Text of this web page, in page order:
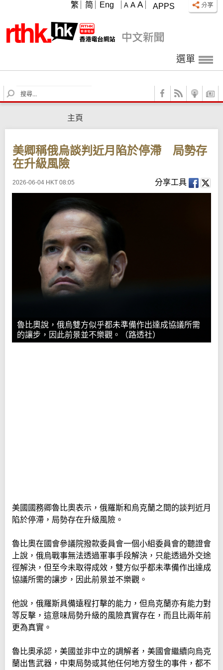
APPS
A A A
繁 简 Eng
選單
S
e
c
主頁
美卿稱俄烏談判近月陷於停滯 局勢存
在升級風險
2026-06-04 HKT 08:05 分享工具
魯比奧說，俄烏雙方似乎都未準備作出達成協議所需
的讓步，因此前景並不樂觀。（路透社）
美國國務卿魯比奧表示，俄羅斯和烏克蘭之間的談判近月
陷於停滯，局勢存在升級風險。
魯比奧在國會參議院撥款委員會一個小組委員會的聽證會
上說，俄烏戰事無法透過軍事手段解決，只能透過外交途
徑解決，但至今未取得成效，雙方似乎都未準備作出達成
協議所需的讓步，因此前景並不樂觀。
他說，俄羅斯具備遠程打擊的能力，但烏克蘭亦有能力對
等反擊，這意味局勢升級的風險真實存在，而且比兩年前
更為真實。
魯比奧承認，美國並非中立的調解者，美國會繼續向烏克
蘭出售武器，中東局勢或其他任何地方發生的事件，都不